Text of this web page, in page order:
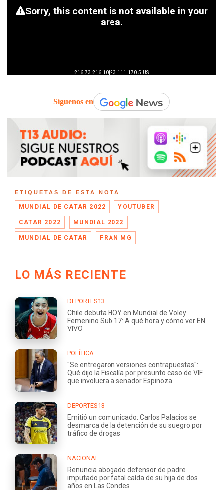
Síguenos en
ETIQUETAS DE ESTA NOTA
MUNDIAL DE CATAR 2022 YOUTUBER
CATAR 2022 MUNDIAL 2022
MUNDIAL DE CATAR FRAN MG
LO MÁS RECIENTE
DEPORTES13
Chile debuta HOY en Mundial de Voley
Femenino Sub 17: A qué hora y cómo ver EN
VIVO
POLÍTICA
"Se entregaron versiones contrapuestas":
Qué dijo la Fiscalía por presunto caso de VIF
que involucra a senador Espinoza
DEPORTES13
Emitió un comunicado: Carlos Palacios se
desmarca de la detención de su suegro por
tráfico de drogas
NACIONAL
Renuncia abogado defensor de padre
imputado por fatal caída de su hija de dos
años en Las Condes